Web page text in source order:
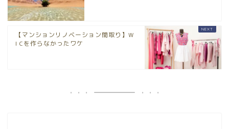
【マンションリノベーション間取り】W
I Cを作らなかったワケ